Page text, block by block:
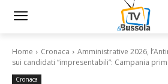
Home Cronaca
Amministrative 2026,
sui candidati “impresentabili”: Campania
Cronaca